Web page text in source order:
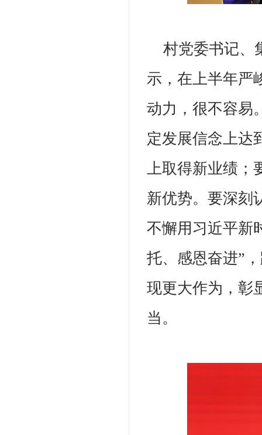
村党委书记、
示，在上半年严
动力，很不容易
定发展信念上达
上取得新业绩；
新优势。要深刻
不懈用习近平新
托、感恩奋进”
现更大作为，彰
当。